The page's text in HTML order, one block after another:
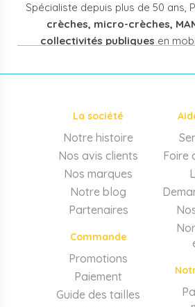
Spécialiste depuis plus de 50 ans,
crèches, micro-crèches,
collectivités publiques en
puériculture, jouets et
d'accueil de la petite enfance.
cabinets
Mobilier et
Lits crèche en bois, couchettes
langer sur mesure en résine
chaises adaptées aux 0-6 ans, banc-
séparation. Tout le matériel pour
conforme aux
Matériel de puériculture
Poussettes 3 et 4 places, transats,
auto, biberons et stérilisateurs,
La société
Notre histoire
Nos avis clients
Nos marques
Notre blog
Partenaires
Commande
Promotions
Paiement
Guide des tailles
Foire